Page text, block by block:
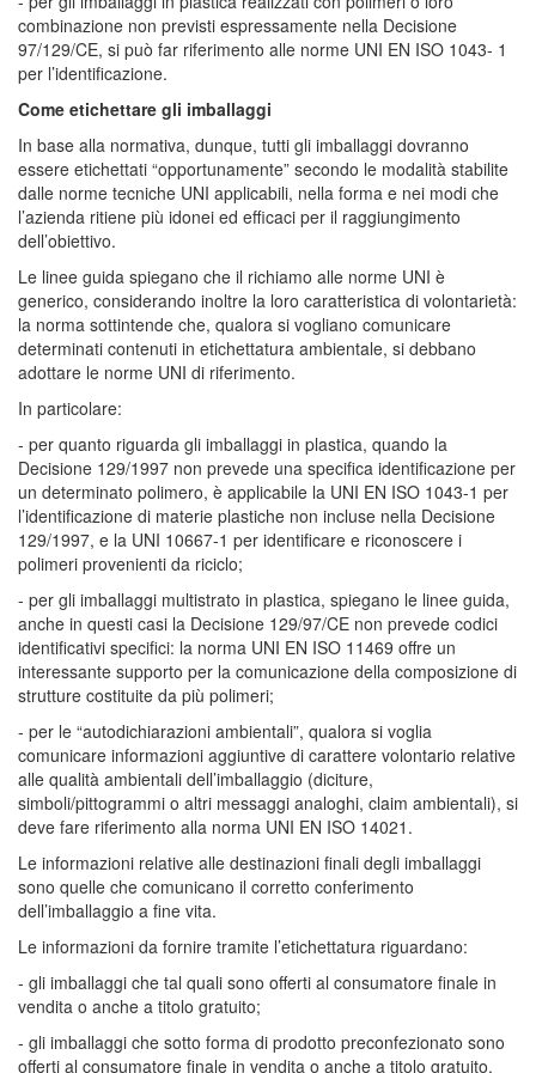
combinazione non previsti espressamente nella Decisione
97/129/CE, si può far riferimento alle norme UNI EN ISO 1043- 1
per l’identificazione.
Come etichettare gli imballaggi
In base alla normativa, dunque, tutti gli imballaggi dovranno
essere etichettati “opportunamente” secondo le modalità stabilite
dalle norme tecniche UNI applicabili, nella forma e nei modi che
l’azienda ritiene più idonei ed efficaci per il raggiungimento
dell’obiettivo.
Le linee guida spiegano che il richiamo alle norme UNI è
generico, considerando inoltre la loro caratteristica di volontarietà:
la norma sottintende che, qualora si vogliano comunicare
determinati contenuti in etichettatura ambientale, si debbano
adottare le norme UNI di riferimento.
In particolare:
- per quanto riguarda gli imballaggi in plastica, quando la
Decisione 129/1997 non prevede una specifica identificazione per
un determinato polimero, è applicabile la UNI EN ISO 1043-1 per
l’identificazione di materie plastiche non incluse nella Decisione
129/1997, e la UNI 10667-1 per identificare e riconoscere i
polimeri provenienti da riciclo;
- per gli imballaggi multistrato in plastica, spiegano le linee guida,
anche in questi casi la Decisione 129/97/CE non prevede codici
identificativi specifici: la norma UNI EN ISO 11469 offre un
interessante supporto per la comunicazione della composizione di
strutture costituite da più polimeri;
- per le “autodichiarazioni ambientali”, qualora si voglia
comunicare informazioni aggiuntive di carattere volontario relative
alle qualità ambientali dell’imballaggio (diciture,
simboli/pittogrammi o altri messaggi analoghi, claim ambientali), si
deve fare riferimento alla norma UNI EN ISO 14021.
Le informazioni relative alle destinazioni finali degli imballaggi
sono quelle che comunicano il corretto conferimento
dell’imballaggio a fine vita.
Le informazioni da fornire tramite l’etichettatura riguardano:
- gli imballaggi che tal quali sono offerti al consumatore finale in
vendita o anche a titolo gratuito;
- gli imballaggi che sotto forma di prodotto preconfezionato sono
offerti al consumatore finale in vendita o anche a titolo gratuito.